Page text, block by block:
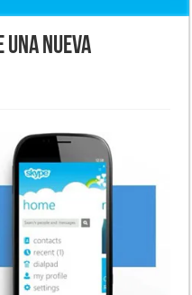
nueva